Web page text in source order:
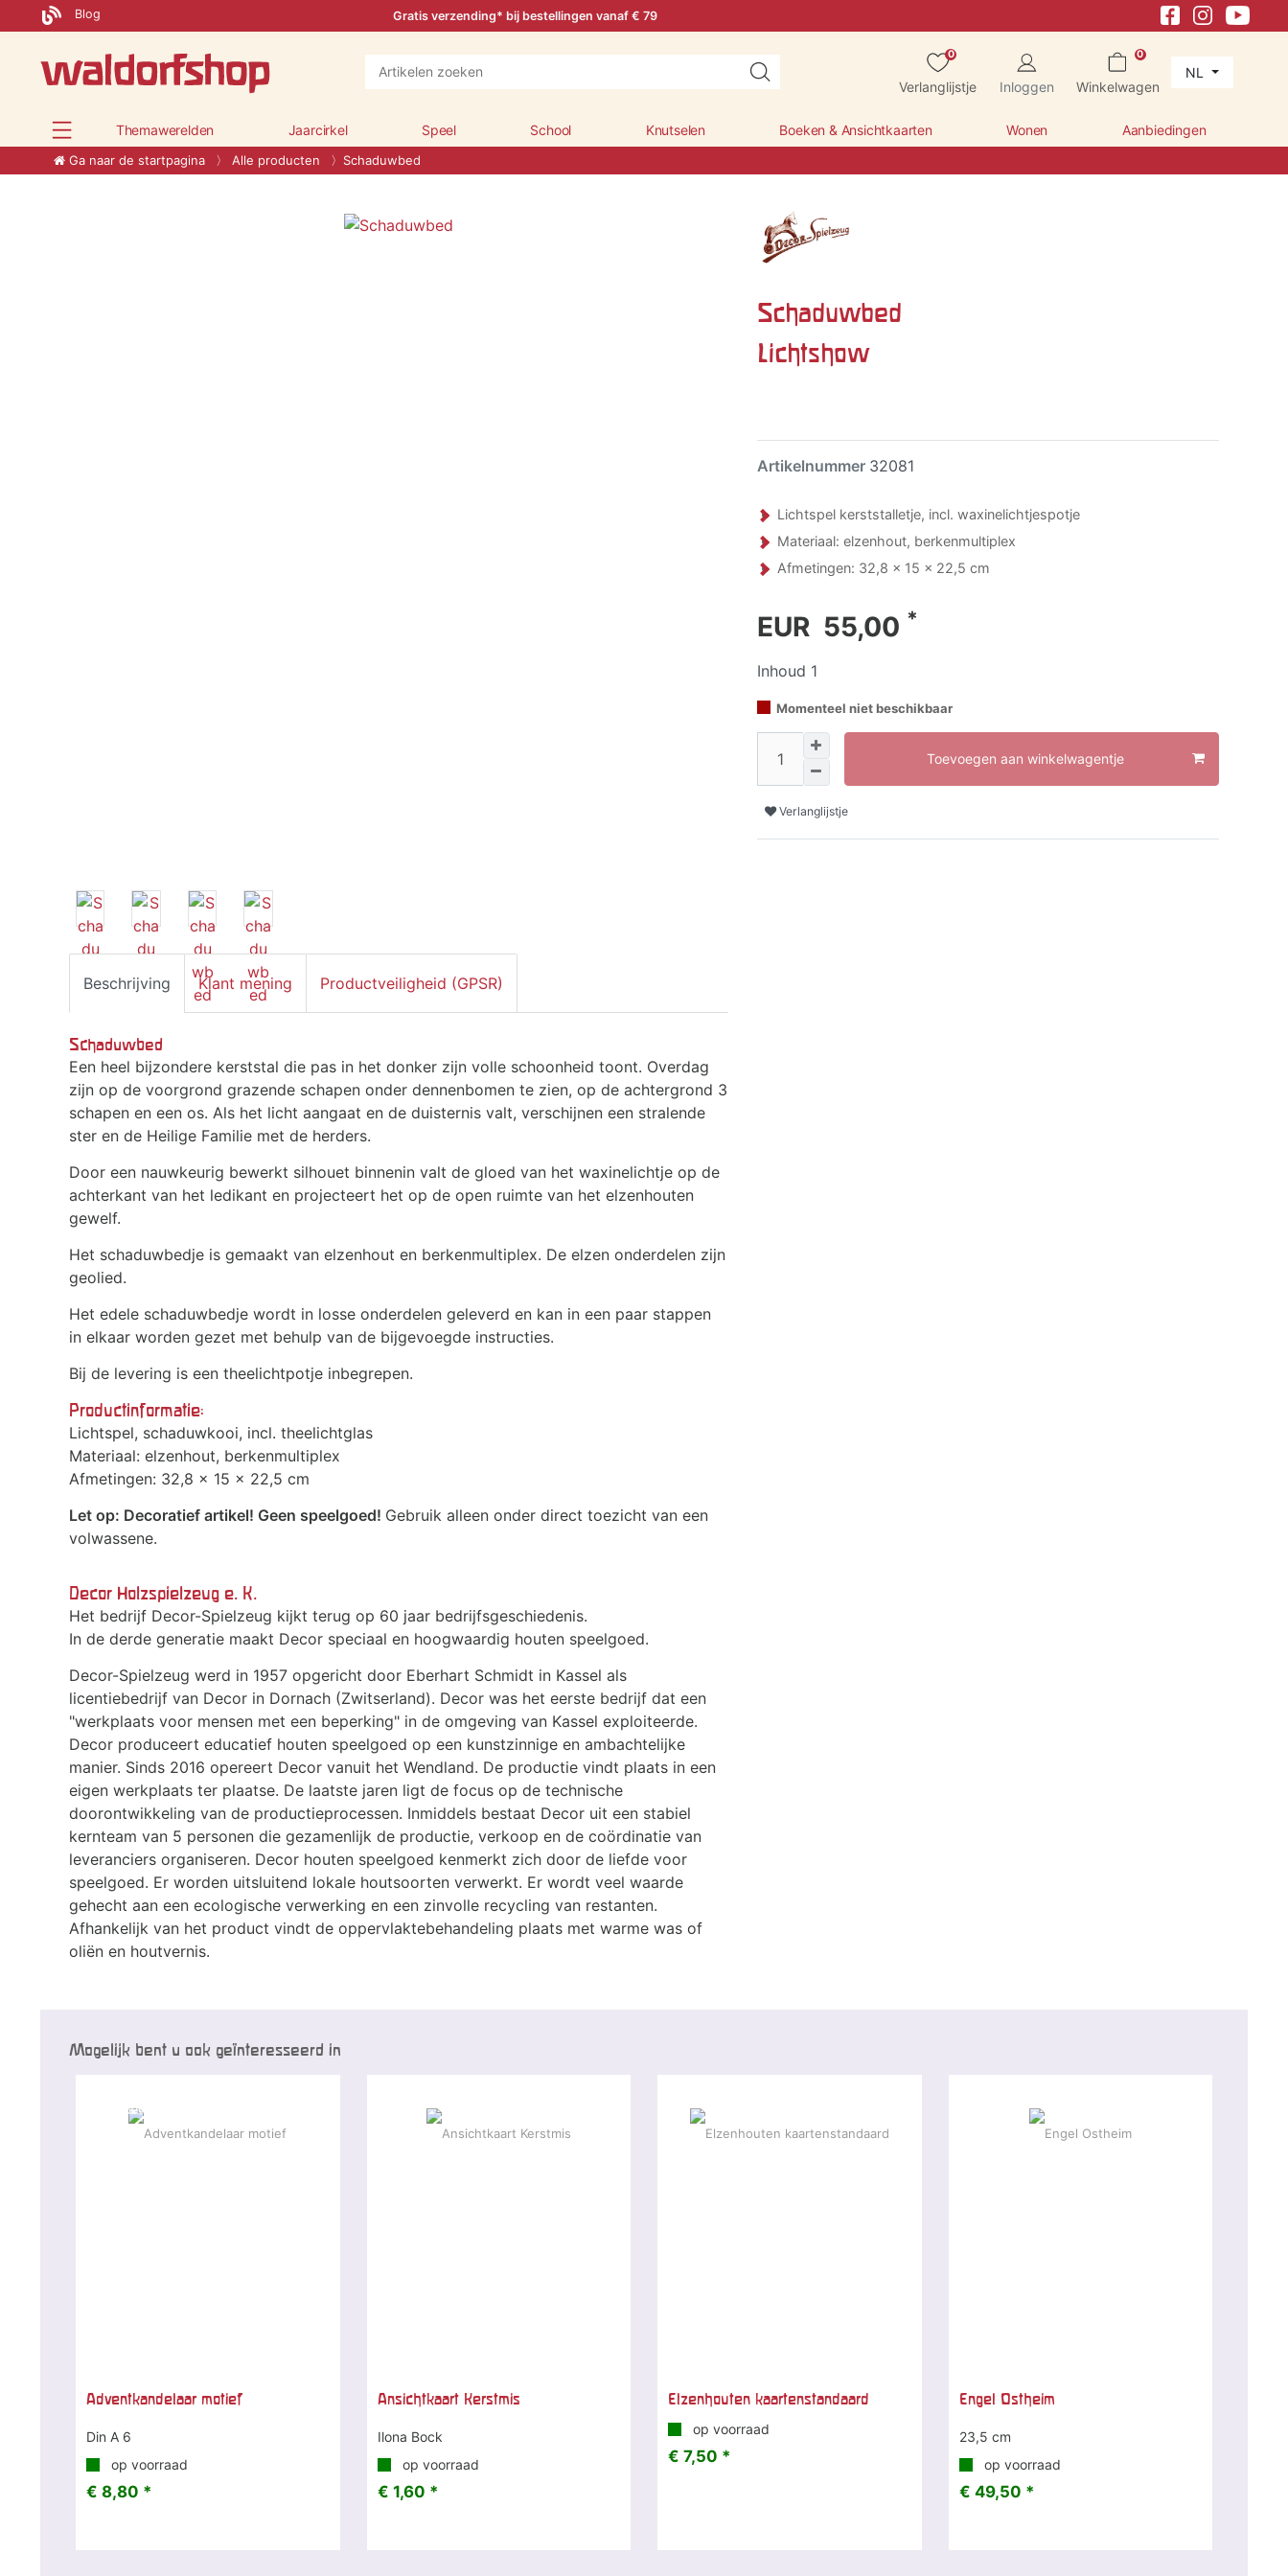
Blog Gratis verzending* bij bestellingen vanaf € 79
0
Verlanglijstje Inloggen
0
Winkelwagen
NL
Themawerelden Jaarcirkel Speel School Knutselen Boeken & Ansichtkaarten Wonen Aanbiedingen
Ga naar de startpagina Alle producten Schaduwbed
Schaduwbed
Lichtshow
Artikelnummer 32081
Lichtspel kerststalletje, incl. waxinelichtjespotje
Materiaal: elzenhout, berkenmultiplex
Afmetingen: 32,8 x 15 x 22,5 cm
EUR 55,00 *
Inhoud 1
Momenteel niet beschikbaar
Toevoegen aan winkelwagentje
Verlanglijstje
Beschrijving Klant mening Productveiligheid (GPSR)
Schaduwbed
Een heel bijzondere kerststal die pas in het donker zijn volle schoonheid toont. Overdag
zijn op de voorgrond grazende schapen onder dennenbomen te zien, op de achtergrond 3
schapen en een os. Als het licht aangaat en de duisternis valt, verschijnen een stralende
ster en de Heilige Familie met de herders.
Door een nauwkeurig bewerkt silhouet binnenin valt de gloed van het waxinelichtje op de
achterkant van het ledikant en projecteert het op de open ruimte van het elzenhouten
gewelf.
Het schaduwbedje is gemaakt van elzenhout en berkenmultiplex. De elzen onderdelen zijn
geolied.
Het edele schaduwbedje wordt in losse onderdelen geleverd en kan in een paar stappen
in elkaar worden gezet met behulp van de bijgevoegde instructies.
Bij de levering is een theelichtpotje inbegrepen.
Productinformatie:
Lichtspel, schaduwkooi, incl. theelichtglas
Materiaal: elzenhout, berkenmultiplex
Afmetingen: 32,8 x 15 x 22,5 cm
Let op: Decoratief artikel! Geen speelgoed! Gebruik alleen onder direct toezicht van een
volwassene.
Decor Holzspielzeug e. K.
Het bedrijf Decor-Spielzeug kijkt terug op 60 jaar bedrijfsgeschiedenis.
In de derde generatie maakt Decor speciaal en hoogwaardig houten speelgoed.
Decor-Spielzeug werd in 1957 opgericht door Eberhart Schmidt in Kassel als
licentiebedrijf van Decor in Dornach (Zwitserland). Decor was het eerste bedrijf dat een
"werkplaats voor mensen met een beperking" in de omgeving van Kassel exploiteerde.
Decor produceert educatief houten speelgoed op een kunstzinnige en ambachtelijke
manier. Sinds 2016 opereert Decor vanuit het Wendland. De productie vindt plaats in een
eigen werkplaats ter plaatse. De laatste jaren ligt de focus op de technische
doorontwikkeling van de productieprocessen. Inmiddels bestaat Decor uit een stabiel
kernteam van 5 personen die gezamenlijk de productie, verkoop en de coördinatie van
leveranciers organiseren. Decor houten speelgoed kenmerkt zich door de liefde voor
speelgoed. Er worden uitsluitend lokale houtsoorten verwerkt. Er wordt veel waarde
gehecht aan een ecologische verwerking en een zinvolle recycling van restanten.
Afhankelijk van het product vindt de oppervlaktebehandeling plaats met warme was of
oliën en houtvernis.
Mogelijk bent u ook geïnteresseerd in
Speciale aanbieding
Adventkandelaar motief
Din A 6
op voorraad
€ 8,80 *
Ansichtkaart Kerstmis
Ilona Bock
op voorraad
€ 1,60 *
Elzenhouten kaartenstandaard
op voorraad
€ 7,50 *
Engel Ostheim
23,5 cm
op voorraad
€ 49,50 *